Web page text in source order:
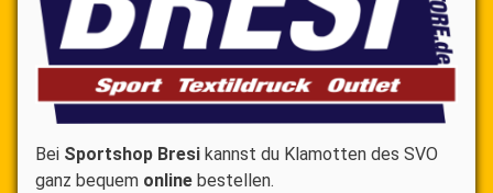
Bei Sportshop Bresi kannst du Klamotten des SVO
ganz bequem online bestellen.